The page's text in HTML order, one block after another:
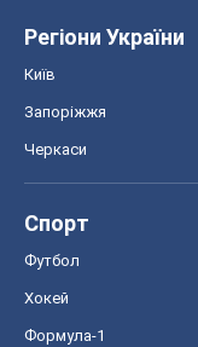
Регіони України
Київ
Запоріжжя
Черкаси
Спорт
Футбол
Хокей
Формула-1